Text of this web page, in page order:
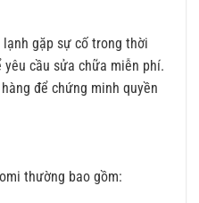
gặp sự cố trong thời
cầu sửa chữa miễn phí.
để chứng minh quyền
thường bao gồm: